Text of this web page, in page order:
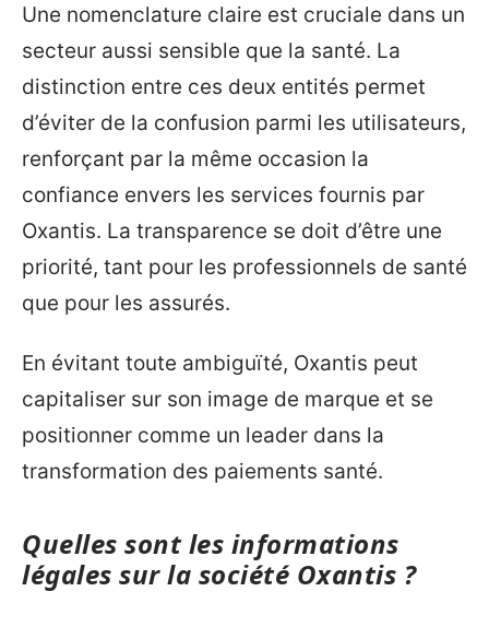
Une nomenclature claire est cruciale dans un
secteur aussi sensible que la santé. La
distinction entre ces deux entités permet
d’éviter de la confusion parmi les utilisateurs,
renforçant par la même occasion la
confiance envers les services fournis par
Oxantis. La transparence se doit d’être une
priorité, tant pour les professionnels de santé
que pour les assurés.
En évitant toute ambiguïté, Oxantis peut
capitaliser sur son image de marque et se
positionner comme un leader dans la
transformation des paiements santé.
Quelles sont les informations
légales sur la société Oxantis ?